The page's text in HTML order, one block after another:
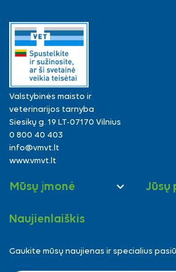
Valstybinės maisto ir
veterinarijos tarnyba
Siesikų g. 19 LT-07170 Vilnius
0 800 40 403
info@vmvt.lt
www.vmvt.lt
Mūsų įmonė  Jūsų
Naujienlaiškis
Gaukite mūsų naujienas ir specialius